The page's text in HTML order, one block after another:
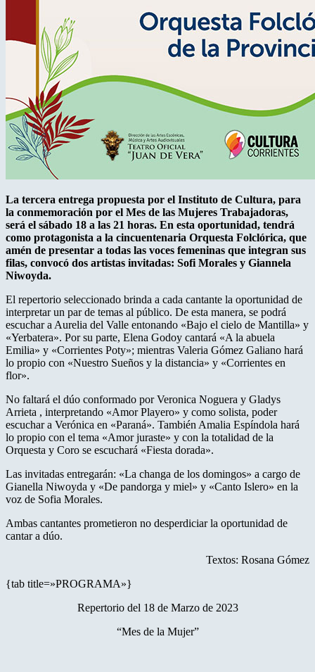
La tercera entrega propuesta por el Instituto de Cultura, para
la conmemoración por el Mes de las Mujeres Trabajadoras,
será el sábado 18 a las 21 horas. En esta oportunidad, tendrá
como protagonista a la cincuentenaria Orquesta Folclórica, que
amén de presentar a todas las voces femeninas que integran sus
filas, convocó dos artistas invitadas: Sofi Morales y Giannela
Niwoyda.
El repertorio seleccionado brinda a cada cantante la oportunidad de
interpretar un par de temas al público. De esta manera, se podrá
escuchar a Aurelia del Valle entonando «Bajo el cielo de Mantilla» y
«Yerbatera». Por su parte, Elena Godoy cantará «A la abuela
Emilia» y «Corrientes Poty»; mientras Valeria Gómez Galiano hará
lo propio con «Nuestro Sueños y la distancia» y «Corrientes en
flor».
No faltará el dúo conformado por Veronica Noguera y Gladys
Arrieta , interpretando «Amor Playero» y como solista, poder
escuchar a Verónica en «Paraná». También Amalia Espíndola hará
lo propio con el tema «Amor juraste» y con la totalidad de la
Orquesta y Coro se escuchará «Fiesta dorada».
Las invitadas entregarán: «La changa de los domingos» a cargo de
Gianella Niwoyda y «De pandorga y miel» y «Canto Islero» en la
voz de Sofia Morales.
Ambas cantantes prometieron no desperdiciar la oportunidad de
cantar a dúo.
Textos: Rosana Gómez
{tab title=»PROGRAMA»}
Repertorio del 18 de Marzo de 2023
“Mes de la Mujer”